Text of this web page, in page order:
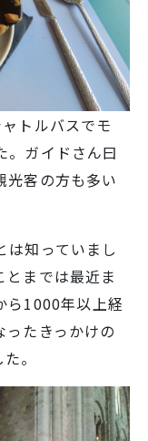
いじめ防止基本方針
トルバスでモ
。ガイドさん曰
光客の方も多い
は知っていまし
とまでは最近ま
ら1000年以上経
ったきっかけの
。